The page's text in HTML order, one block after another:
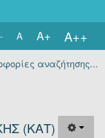
A A+ A++
αναζήτησης...
(ΚΑΤ)